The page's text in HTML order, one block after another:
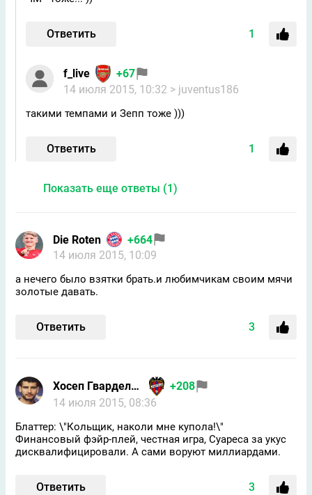
Ответить 1
f_live
+67
14 июля 2015, 10:32 > juventus186
такими темпами и Зепп тоже )))
Ответить 1
Показать еще ответы (1)
Die Roten
+664
14 июля 2015, 10:09
а нечего было взятки брать.и любимчикам своим мячи
золотые давать.
Ответить 3
Хосеп Гварделидзе
+208
14 июля 2015, 08:36
Блаттер: \"Кольщик, наколи мне купола!\"
Финансовый фэйр-плей, честная игра, Суареса за укус
дисквалифицировали. А сами воруют миллиардами.
Ответить 3